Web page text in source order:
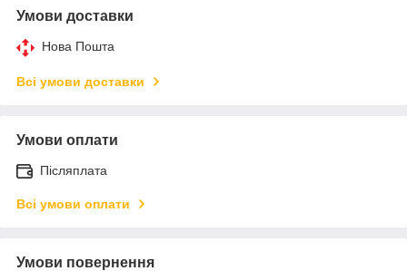
Умови доставки
Нова Пошта
Всі умови доставки
Умови оплати
Післяплата
Всі умови оплати
Умови повернення